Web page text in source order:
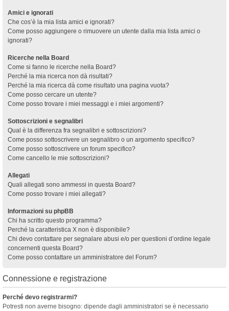
Amici e ignorati
Che cos’è la mia lista amici e ignorati?
Come posso aggiungere o rimuovere un utente dalla mia lista amici o
ignorati?
Ricerche nella Board
Come si fanno le ricerche nella Board?
Perché la mia ricerca non dà risultati?
Perché la mia ricerca dà come risultato una pagina vuota?
Come posso cercare un utente?
Come posso trovare i miei messaggi e i miei argomenti?
Sottoscrizioni e segnalibri
Qual è la differenza fra segnalibri e sottoscrizioni?
Come posso sottoscrivere un segnalibro o un argomento specifico?
Come posso sottoscrivere un forum specifico?
Come cancello le mie sottoscrizioni?
Allegati
Quali allegati sono ammessi in questa Board?
Come posso trovare i miei allegati?
Informazioni su phpBB
Chi ha scritto questo programma?
Perché la caratteristica X non è disponibile?
Chi devo contattare per segnalare abusi e/o per questioni d’ordine legale
concernenti questa Board?
Come posso contattare un amministratore del Forum?
Connessione e registrazione
Perché devo registrarmi?
Potresti non averne bisogno: dipende dagli amministratori se è necessario